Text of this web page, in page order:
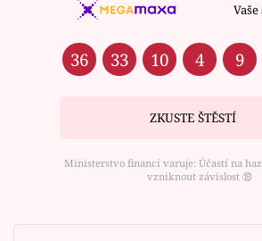
36 33 10 4 9
ZKUSTE ŠTĚSTÍ
Ministerstvo financí varuje: Účastí na
vzniknout závislost ⑱